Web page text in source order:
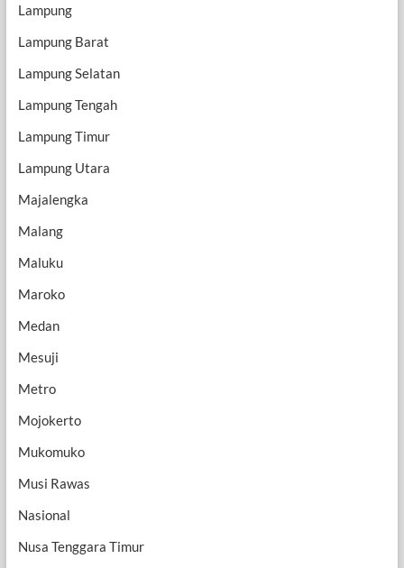
Lampung
Lampung Barat
Lampung Selatan
Lampung Tengah
Lampung Timur
Lampung Utara
Majalengka
Malang
Maluku
Maroko
Medan
Mesuji
Metro
Mojokerto
Mukomuko
Musi Rawas
Nasional
Nusa Tenggara Timur